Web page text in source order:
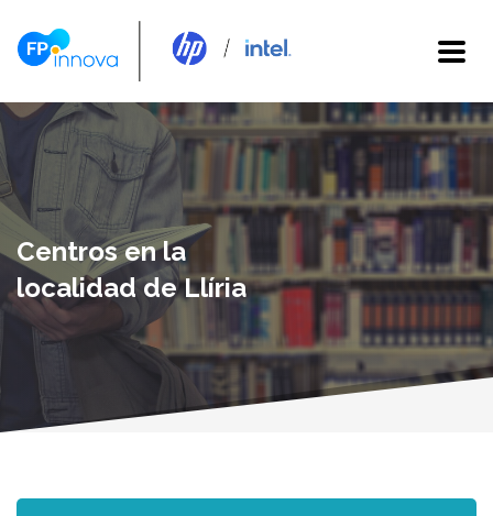
Centros en la
localidad de Llíria